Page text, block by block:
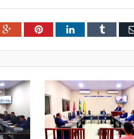
Google+PinterestLinkedInTumblr